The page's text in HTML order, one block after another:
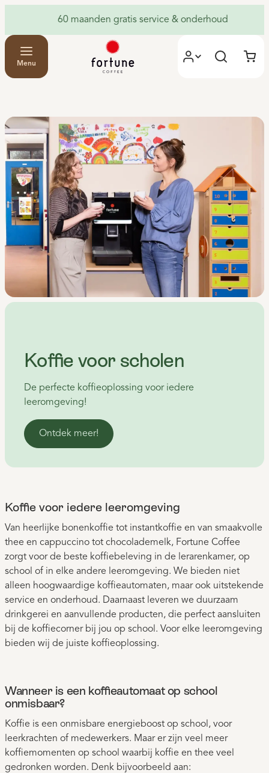
60 maanden gratis service & onderhoud
Menu
Koffie voor scholen
De perfecte koffieoplossing voor iedere
leeromgeving!
Ontdek meer!
Koffie voor iedere leeromgeving
Van heerlijke bonenkoffie tot instantkoffie en van smaakvolle
thee en cappuccino tot chocolademelk, Fortune Coffee
zorgt voor de beste koffiebeleving in de lerarenkamer, op
school of in elke andere leeromgeving. We bieden niet
alleen hoogwaardige koffieautomaten, maar ook uitstekende
service en onderhoud. Daarnaast leveren we duurzaam
drinkgerei en aanvullende producten, die perfect aansluiten
bij de koffiecorner bij jou op school. Voor elke leeromgeving
bieden wij de juiste koffieoplossing.
Wanneer is een koffieautomaat op school
onmisbaar?
Koffie is een onmisbare energieboost op school, voor
leerkrachten of medewerkers. Maar er zijn veel meer
koffiemomenten op school waarbij koffie en thee veel
gedronken worden. Denk bijvoorbeeld aan: